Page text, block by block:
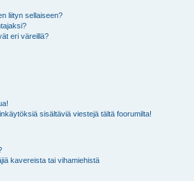
liityn sellaiseen?
eri väreillä?
sisältäviä viestejä tältä foorumilta!
kavereista tai vihamiehistä